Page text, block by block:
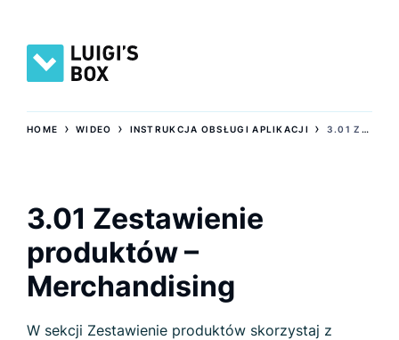
HOME ›WIDEO › INSTRUKCJA OBSŁUGI APLIKACJI › 3.01 ZESTAWIENIE PRODUKTÓW – MERCHANDISING
3.01 Zestawienie
produktów –
Merchandising
W sekcji Zestawienie produktów skorzystaj z